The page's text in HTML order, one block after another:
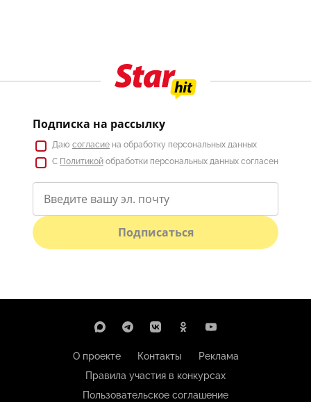
Подписка на рассылку
Даю согласие на обработку персональных данных
С Политикой обработки персональных данных согласен
Подписаться
О проекте Контакты
Реклама
Правила участия в конкурсах
Пользовательское соглашение